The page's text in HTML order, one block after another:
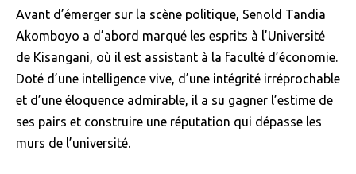
Avant d’émerger sur la scène politique, Senold Tandia
Akomboyo a d’abord marqué les esprits à l’Université
de Kisangani, où il est assistant à la faculté d’économie.
Doté d’une intelligence vive, d’une intégrité irréprochable
et d’une éloquence admirable, il a su gagner l’estime de
ses pairs et construire une réputation qui dépasse les
murs de l’université.